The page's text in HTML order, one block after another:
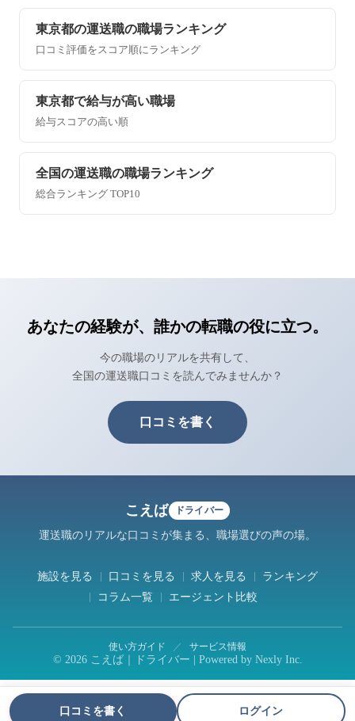
東京都の運送職の職場ランキング
口コミ評価をスコア順にランキング
東京都で給与が高い職場
給与スコアの高い順
全国の運送職の職場ランキング
総合ランキング TOP10
口コミを書く ログイン
あなたの経験が、誰かの転職の役に立つ。
今の職場のリアルを共有して、
全国の運送職口コミを読んでみませんか？
口コミを書く
こえば ドライバー
運送職のリアルな口コミが集まる、職場選びの声の場。
施設を見る 口コミを見る 求人を見る
ランキング
コラム一覧
エージェント比較
使い方ガイド ／ サービス情報
© 2026 こえば｜ドライバー | Powered by Nexly Inc.